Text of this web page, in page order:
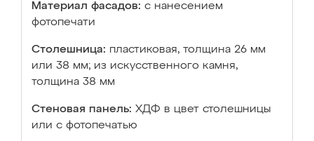
Материал фасадов: с нанесением
фотопечати
Столешница: пластиковая, толщина 26 мм
или 38 мм; из искусственного камня,
толщина 38 мм
Стеновая панель: ХДФ в цвет столешницы
или с фотопечатью